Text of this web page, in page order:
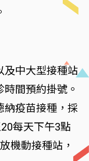
及中大型接種站
間預約掛號。
納疫苗接種，採
每天下午3點
機動接種站，